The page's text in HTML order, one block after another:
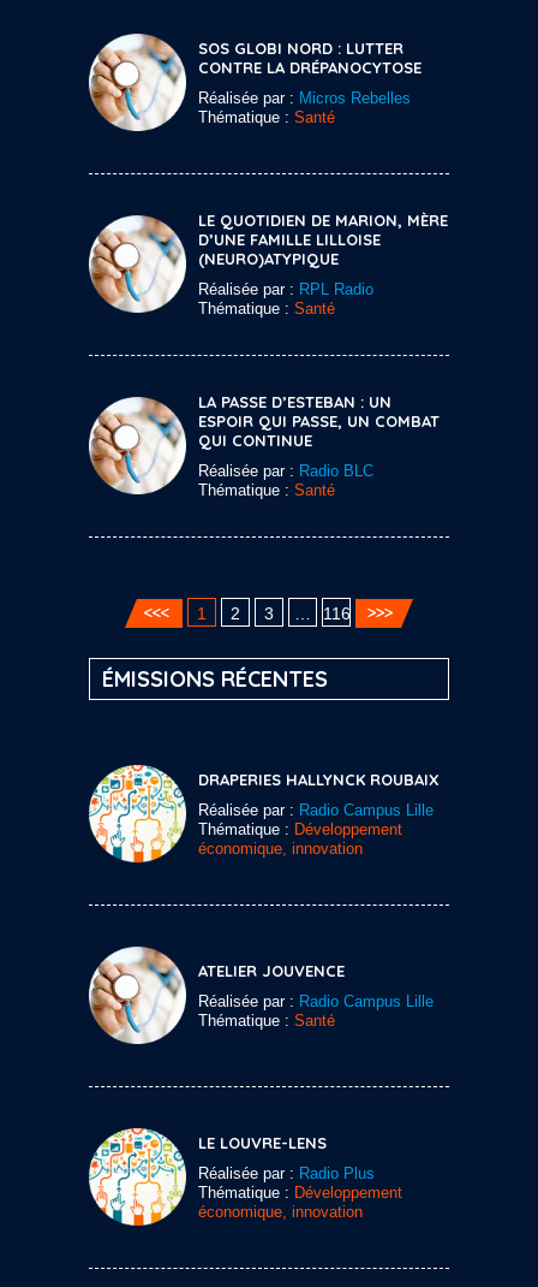
SOS GLOBI NORD : LUTTER
CONTRE LA DRÉPANOCYTOSE
Réalisée par : Micros Rebelles
Thématique : Santé
LE QUOTIDIEN DE MARION, MÈRE
D’UNE FAMILLE LILLOISE
(NEURO)ATYPIQUE
Réalisée par : RPL Radio
Thématique : Santé
LA PASSE D’ESTEBAN : UN
ESPOIR QUI PASSE, UN COMBAT
QUI CONTINUE
Réalisée par : Radio BLC
Thématique : Santé
1 2 3 116
ÉMISSIONS RÉCENTES
DRAPERIES HALLYNCK ROUBAIX
Réalisée par : Radio Campus Lille
Thématique : Développement
économique, innovation
ATELIER JOUVENCE
Réalisée par : Radio Campus Lille
Thématique : Santé
LE LOUVRE-LENS
Réalisée par : Radio Plus
Thématique : Développement
économique, innovation